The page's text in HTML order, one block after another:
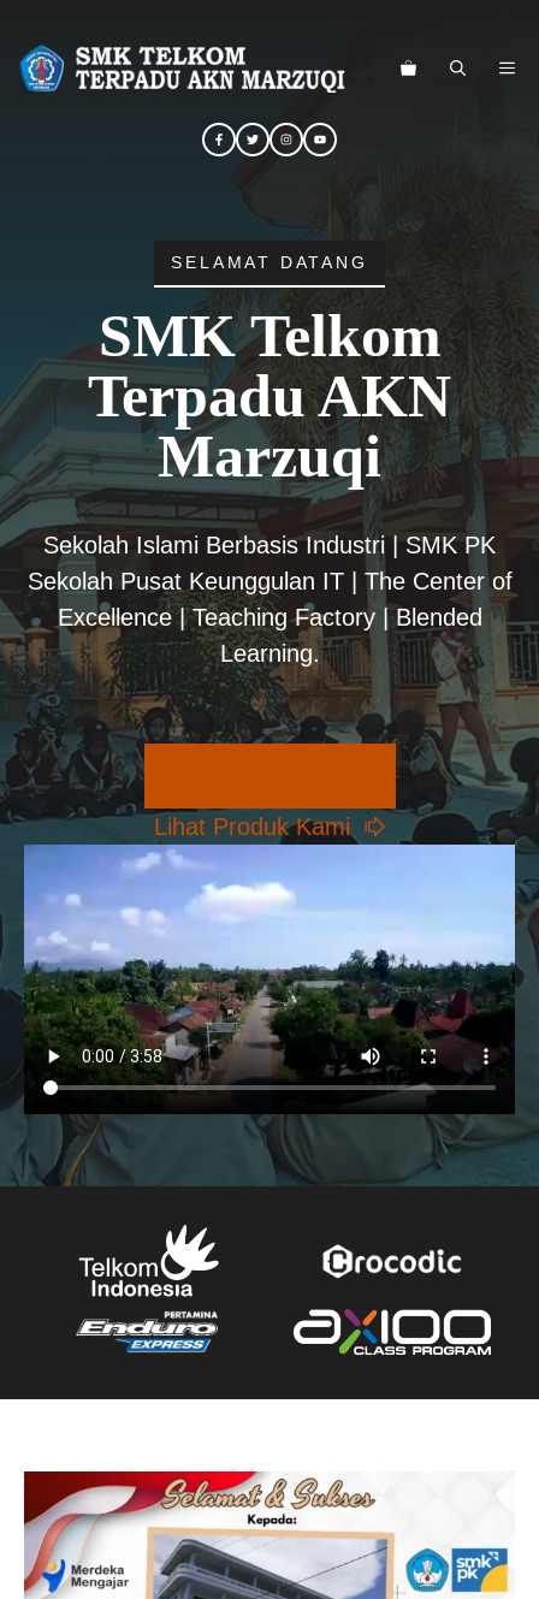
SELAMAT DATANG
SMK Telkom
Terpadu AKN
Marzuqi
Sekolah Islami Berbasis Industri | SMK PK
Sekolah Pusat Keunggulan IT | The Center of
Excellence | Teaching Factory | Blended
Learning.
Lihat Produk Kami